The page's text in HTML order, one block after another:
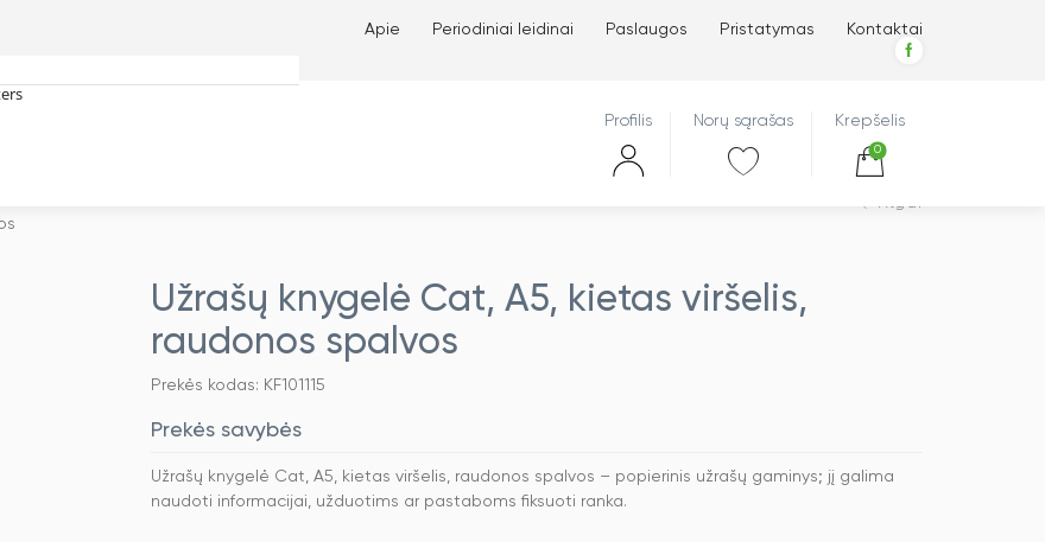
Apie Periodiniai leidinai Paslaugos Pristatymas Kontaktai
Profilis Norų sąrašas Krepšelis
0
Atgal
Užrašų knygelė Cat, A5, kietas viršelis,
raudonos spalvos
Prekės kodas: KF101115
Prekės savybės
Užrašų knygelė Cat, A5, kietas viršelis, raudonos spalvos – popierinis užrašų gaminys; jį galima
naudoti informacijai, užduotims ar pastaboms fiksuoti ranka.